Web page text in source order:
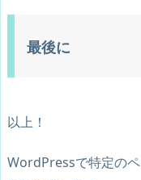
最後に
以上！
WordPressで特定の